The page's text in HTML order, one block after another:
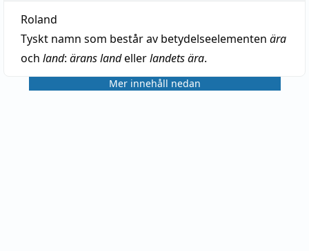
Roland
Tyskt namn som består av betydelseelementen ära
och land: ärans landellerlandets ära.
Mer innehåll nedan